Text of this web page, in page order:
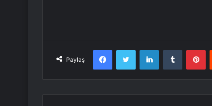
Paylaş
FacebookTwitter LinkedInTumblr